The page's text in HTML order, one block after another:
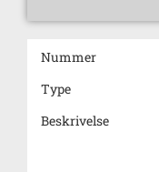
Nummer
Type
Beskrivelse